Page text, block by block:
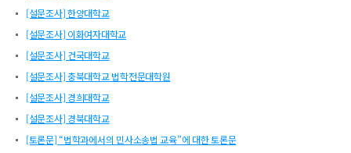
[설문조사] 한양대학교
[설문조사] 이화여자대학교
[설문조사] 건국대학교
[설문조사] 충북대학교 법학전문대학원
[설문조사] 경희대학교
[설문조사] 경북대학교
[토론문] “법학과에서의 민사소송법 교육”에 대한 토론문